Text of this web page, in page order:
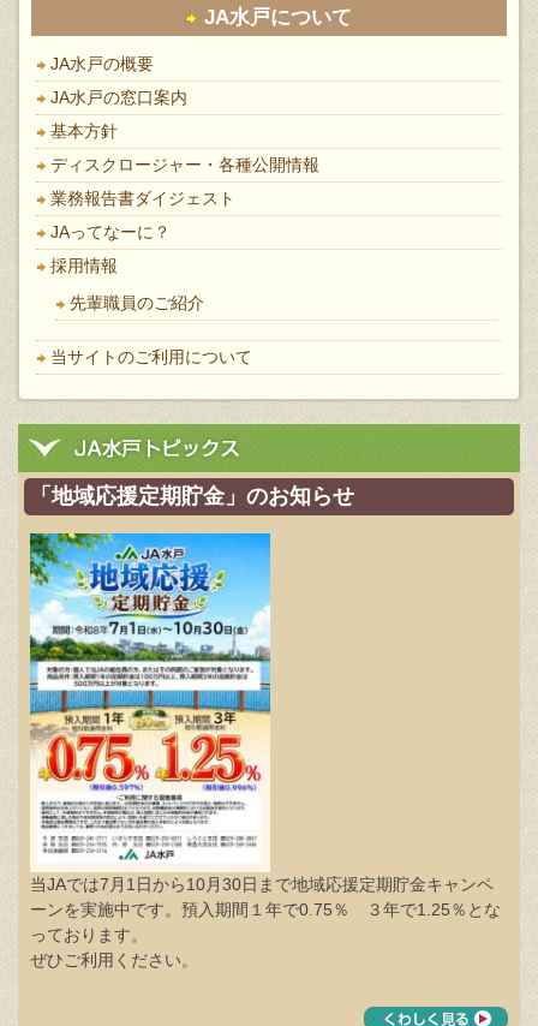
JA水戸について
JA水戸の概要
JA水戸の窓口案内
基本方針
ディスクロージャー・各種公開情報
業務報告書ダイジェスト
JAってなーに？
採用情報
先輩職員のご紹介
当サイトのご利用について
「地域応援定期貯金」のお知らせ
当JAでは7月1日から10月30日まで地域応援定期貯金キャンペ
ーンを実施中です。預入期間１年で0.75％ ３年で1.25％とな
っております。
ぜひご利用ください。